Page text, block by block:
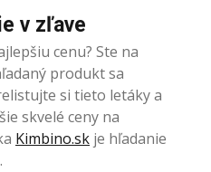
v zľave
cenu? Ste na
produkt sa
si tieto letáky a
skvelé ceny na
Kimbino.sk je hľadanie